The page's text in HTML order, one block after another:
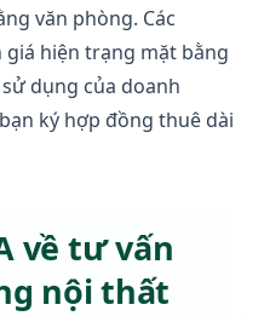
văn phòng. Các
giá hiện trạng mặt bằng
dụng của doanh
ký hợp đồng thuê dài
về tư vấn
nội thất